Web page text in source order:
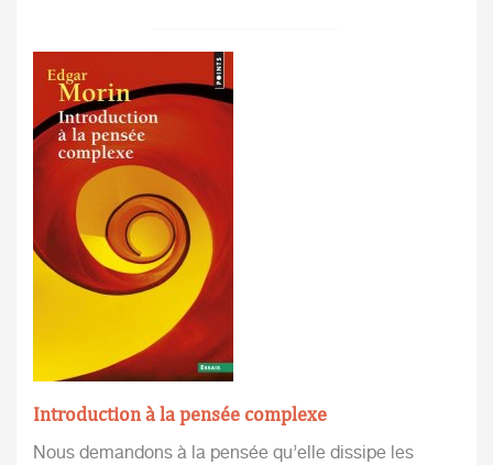
Introduction à la pensée complexe
Nous demandons à la pensée qu’elle dissipe les